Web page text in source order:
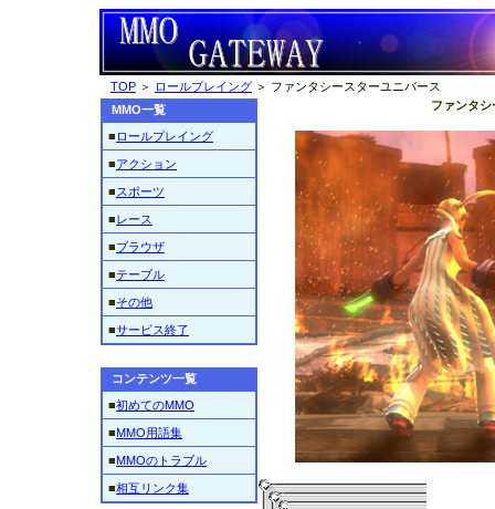
TOP ＞ ロールプレイング ＞ ファンタシースターユニバース
MMO一覧
■ ロールプレイング
■アクション
■スポーツ
■レース
■ブラウザ
■テーブル
■その他
■サービス終了
コンテンツ一覧
■初めてのMMO
■MMO用語集
■MMOのトラブル
■相互リンク集
ファンタ